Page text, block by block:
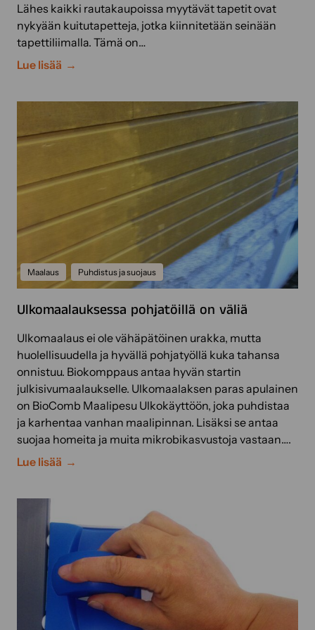
Lähes kaikki rautakaupoissa myytävät tapetit ovat
nykyään kuitutapetteja, jotka kiinnitetään seinään
tapettiliimalla. Tämä on…
Lue lisää H
o
a
k
i
n
k
s
k
a
a
n
!
N
ä
n
n
t
Maalaus Puhdistus ja suojaus
Ulkomaalauksessa pohjatöillä on väliä
Ulkomaalaus ei ole vähäpätöinen urakka, mutta
huolellisuudella ja hyvällä pohjatyöllä kuka tahansa
onnistuu. Biokomppaus antaa hyvän startin
julkisivumaalaukselle. Ulkomaalaksen paras apulainen
on BioComb Maalipesu Ulkokäyttöön, joka puhdistaa
ja karhentaa vanhan maalipinnan. Lisäksi se antaa
suojaa homeita ja muita mikrobikasvustoja vastaan….
Lue lisää U
m
a
l
a